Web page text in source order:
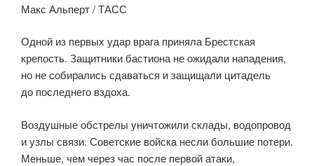
Макс Альперт / ТАСС
Одной из первых удар врага приняла Брестская
крепость. Защитники бастиона не ожидали нападения,
но не собирались сдаваться и защищали цитадель
до последнего вздоха.
Воздушные обстрелы уничтожили склады, водопровод
и узлы связи. Советские войска несли большие потери.
Меньше, чем через час после первой атаки,